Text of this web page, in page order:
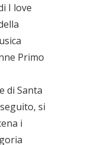
I love
Primo
di Santa
si
i